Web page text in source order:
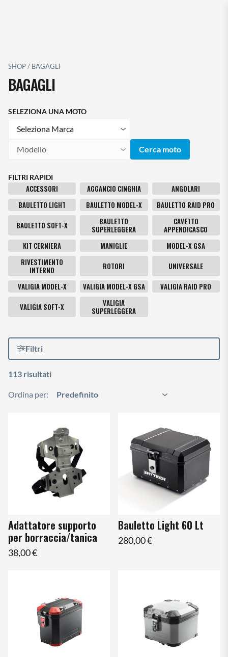
n
e
T
g
SHOP/ BAGAGLI
BAGAGLI
SELEZIONA UNA MOTO
Marca
Modello Cerca moto
FILTRI RAPIDI
ACCESSORI AGGANCIO CINGHIA
ANGOLARI
BAULETTO LIGHT
BAULETTO MODEL-X
BAULETTO RAID PRO
BAULETTO SOFT-X
BAULETTO
SUPERLEGGERA
CAVETTO
APPENDICASCO
KIT CERNIERA
MANIGLIE
MODEL-X GSA
RIVESTIMENTO
INTERNO
ROTORI
UNIVERSALE
VALIGIA MODEL-X
VALIGIA MODEL-X GSA
VALIGIA RAID PRO
VALIGIA SOFT-X
VALIGIA
SUPERLEGGERA
Filtri
113 risultati
Ordina per:
Adattatore supporto
per borraccia/tanica
38,00 €
Bauletto Light 60 Lt
280,00 €